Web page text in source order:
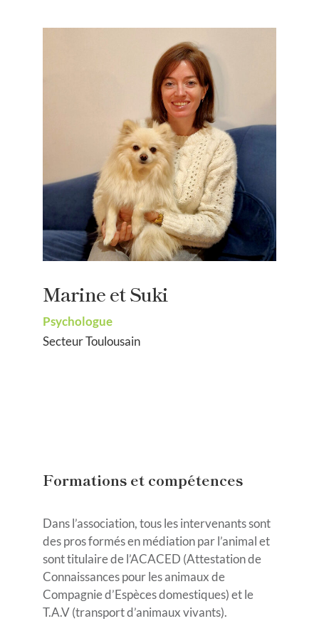
Marine et Suki
Psychologue
Secteur Toulousain
Formations et compétences
Dans l’association, tous les intervenants sont
des pros formés en médiation par l’animal et
sont titulaire de l’ACACED (Attestation de
Connaissances pour les animaux de
Compagnie d’Espèces domestiques) et le
T.A.V (transport d’animaux vivants).